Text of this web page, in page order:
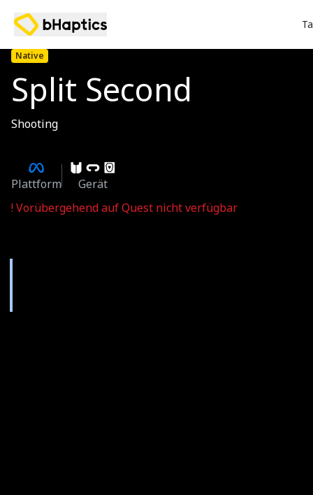
Native
Split Second
Shooting
Plattform
Gerät
!Vorübergehend auf Quest nicht verfügbar